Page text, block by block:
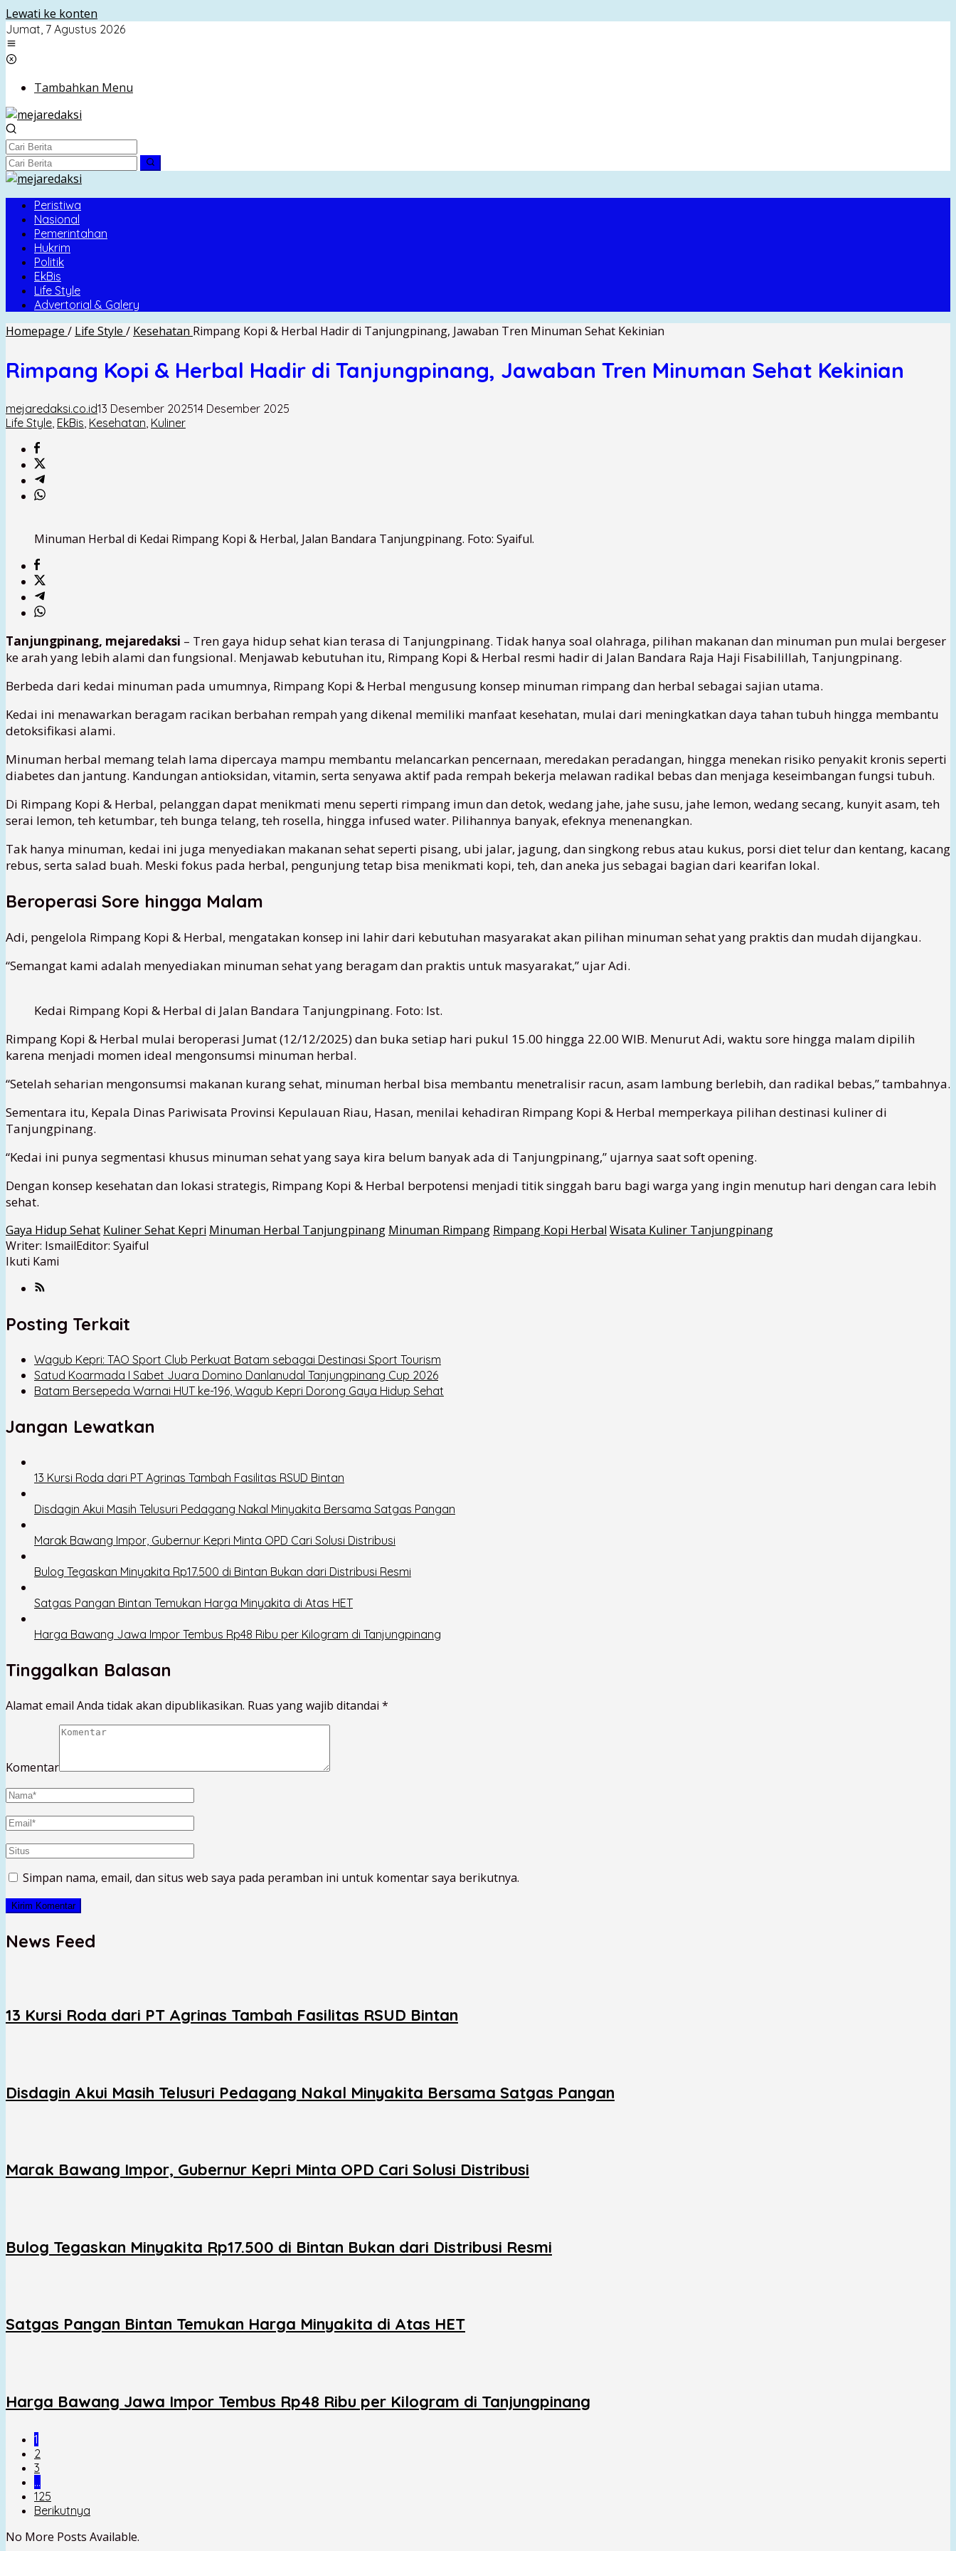
Lewati ke konten
Jumat, 7 Agustus 2026
Tambahkan Menu
Peristiwa
Nasional
Pemerintahan
Hukrim
Politik
EkBis
Life Style
Advertorial & Galery
Homepage / Life Style / Kesehatan Rimpang Kopi & Herbal Hadir di Tanjungpinang, Jawaban Tren Minuman Sehat Kekinian
Rimpang Kopi & Herbal Hadir di Tanjungpinang, Jawaban Tren Minuman Sehat Kekinian
mejaredaksi.co.id13 Desember 202514 Desember 2025
Life Style EkBis Kesehatan Kuliner
Minuman Herbal di Kedai Rimpang Kopi & Herbal, Jalan Bandara Tanjungpinang. Foto: Syaiful.
Tanjungpinang, mejaredaksi – Tren gaya hidup sehat kian terasa di Tanjungpinang. Tidak hanya soal olahraga, pilihan makanan dan minuman pun mulai bergeser
ke arah yang lebih alami dan fungsional. Menjawab kebutuhan itu, Rimpang Kopi & Herbal resmi hadir di Jalan Bandara Raja Haji Fisabilillah, Tanjungpinang.
Berbeda dari kedai minuman pada umumnya, Rimpang Kopi & Herbal mengusung konsep minuman rimpang dan herbal sebagai sajian utama.
Kedai ini menawarkan beragam racikan berbahan rempah yang dikenal memiliki manfaat kesehatan, mulai dari meningkatkan daya tahan tubuh hingga membantu
detoksifikasi alami.
Minuman herbal memang telah lama dipercaya mampu membantu melancarkan pencernaan, meredakan peradangan, hingga menekan risiko penyakit kronis seperti
diabetes dan jantung. Kandungan antioksidan, vitamin, serta senyawa aktif pada rempah bekerja melawan radikal bebas dan menjaga keseimbangan fungsi tubuh.
Di Rimpang Kopi & Herbal, pelanggan dapat menikmati menu seperti rimpang imun dan detok, wedang jahe, jahe susu, jahe lemon, wedang secang, kunyit asam, teh
serai lemon, teh ketumbar, teh bunga telang, teh rosella, hingga infused water. Pilihannya banyak, efeknya menenangkan.
Tak hanya minuman, kedai ini juga menyediakan makanan sehat seperti pisang, ubi jalar, jagung, dan singkong rebus atau kukus, porsi diet telur dan kentang, kacang
rebus, serta salad buah. Meski fokus pada herbal, pengunjung tetap bisa menikmati kopi, teh, dan aneka jus sebagai bagian dari kearifan lokal.
Beroperasi Sore hingga Malam
Adi, pengelola Rimpang Kopi & Herbal, mengatakan konsep ini lahir dari kebutuhan masyarakat akan pilihan minuman sehat yang praktis dan mudah dijangkau.
“Semangat kami adalah menyediakan minuman sehat yang beragam dan praktis untuk masyarakat,” ujar Adi.
Kedai Rimpang Kopi & Herbal di Jalan Bandara Tanjungpinang. Foto: Ist.
Rimpang Kopi & Herbal mulai beroperasi Jumat (12/12/2025) dan buka setiap hari pukul 15.00 hingga 22.00 WIB. Menurut Adi, waktu sore hingga malam dipilih
karena menjadi momen ideal mengonsumsi minuman herbal.
“Setelah seharian mengonsumsi makanan kurang sehat, minuman herbal bisa membantu menetralisir racun, asam lambung berlebih, dan radikal bebas,” tambahnya.
Sementara itu, Kepala Dinas Pariwisata Provinsi Kepulauan Riau, Hasan, menilai kehadiran Rimpang Kopi & Herbal memperkaya pilihan destinasi kuliner di
Tanjungpinang.
“Kedai ini punya segmentasi khusus minuman sehat yang saya kira belum banyak ada di Tanjungpinang,” ujarnya saat soft opening.
Dengan konsep kesehatan dan lokasi strategis, Rimpang Kopi & Herbal berpotensi menjadi titik singgah baru bagi warga yang ingin menutup hari dengan cara lebih
sehat.
Gaya Hidup Sehat Kuliner Sehat Kepri Minuman Herbal Tanjungpinang Minuman Rimpang Rimpang Kopi Herbal Wisata Kuliner Tanjungpinang
Writer: IsmailEditor: Syaiful
Ikuti Kami
Posting Terkait
Wagub Kepri: TAO Sport Club Perkuat Batam sebagai Destinasi Sport Tourism
Satud Koarmada I Sabet Juara Domino Danlanudal Tanjungpinang Cup 2026
Batam Bersepeda Warnai HUT ke-196, Wagub Kepri Dorong Gaya Hidup Sehat
Jangan Lewatkan
13 Kursi Roda dari PT Agrinas Tambah Fasilitas RSUD Bintan
Disdagin Akui Masih Telusuri Pedagang Nakal Minyakita Bersama Satgas Pangan
Marak Bawang Impor, Gubernur Kepri Minta OPD Cari Solusi Distribusi
Bulog Tegaskan Minyakita Rp17.500 di Bintan Bukan dari Distribusi Resmi
Satgas Pangan Bintan Temukan Harga Minyakita di Atas HET
Harga Bawang Jawa Impor Tembus Rp48 Ribu per Kilogram di Tanjungpinang
Tinggalkan Balasan
Alamat email Anda tidak akan dipublikasikan. Ruas yang wajib ditandai *
Komentar
Simpan nama, email, dan situs web saya pada peramban ini untuk komentar saya berikutnya.
News Feed
13 Kursi Roda dari PT Agrinas Tambah Fasilitas RSUD Bintan
Disdagin Akui Masih Telusuri Pedagang Nakal Minyakita Bersama Satgas Pangan
Marak Bawang Impor, Gubernur Kepri Minta OPD Cari Solusi Distribusi
Bulog Tegaskan Minyakita Rp17.500 di Bintan Bukan dari Distribusi Resmi
Satgas Pangan Bintan Temukan Harga Minyakita di Atas HET
Harga Bawang Jawa Impor Tembus Rp48 Ribu per Kilogram di Tanjungpinang
1
2
3
…
125
Berikutnya
No More Posts Available.